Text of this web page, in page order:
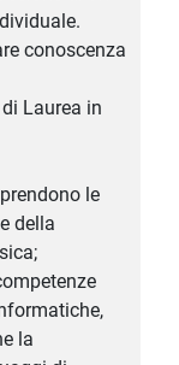
conoscenza
di Laurea in
le
della
la